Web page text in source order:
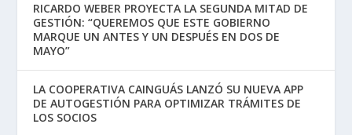
RICARDO WEBER PROYECTA LA SEGUNDA MITAD DE
GESTIÓN: “QUEREMOS QUE ESTE GOBIERNO
MARQUE UN ANTES Y UN DESPUÉS EN DOS DE
MAYO”
LA COOPERATIVA CAINGUÁS LANZÓ SU NUEVA APP
DE AUTOGESTIÓN PARA OPTIMIZAR TRÁMITES DE
LOS SOCIOS